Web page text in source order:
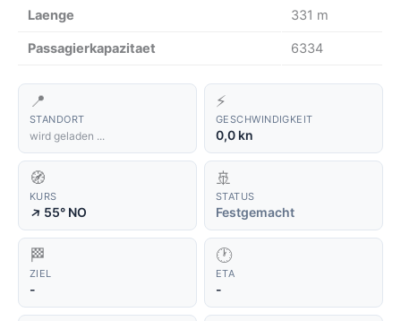
Laenge 331 m
Passagierkapazitaet 6334
📍
STANDORT
wird geladen ...
⚡
GESCHWINDIGKEIT
0,0 kn
🧭
KURS
↑55° NO
🚢
STATUS
Festgemacht
🏁
ZIEL
-
🕐
ETA
-